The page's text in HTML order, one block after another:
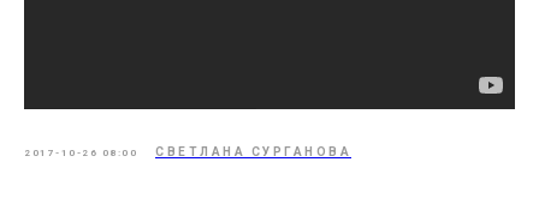
2017-10-26 08:00 СВЕТЛАНА СУРГАНОВА